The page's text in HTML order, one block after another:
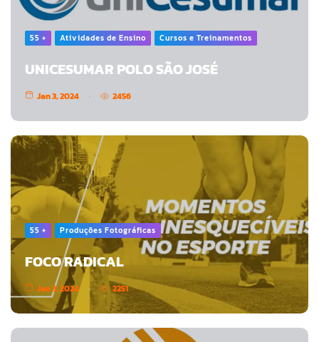
55 + Atividades de Ensino Cursos e Treinamentos
UNICESUMAR POLO SÃO JOSÉ
Jan 3, 2024 2456
55 + Produções Fotográficas
FOCO RADICAL
Jan 3, 2024 2251